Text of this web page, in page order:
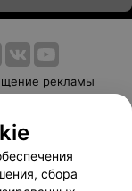
рекламы
оплаты
сбора